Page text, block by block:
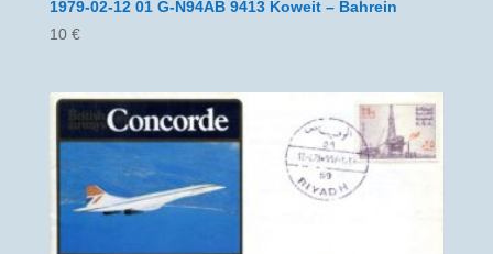
1979-02-12 01 G-N94AB 9413 Koweit – Bahrein
10 €